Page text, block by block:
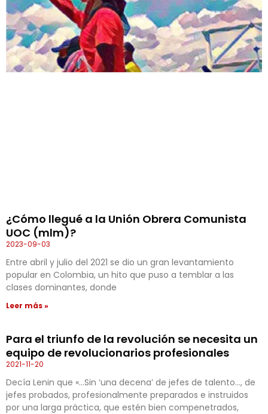
¿Cómo llegué a la Unión Obrera Comunista
UOC (mlm)?
2023-09-03
Entre abril y julio del 2021 se dio un gran levantamiento
popular en Colombia, un hito que puso a temblar a las
clases dominantes, donde
Leer más »
Para el triunfo de la revolución se necesita un
equipo de revolucionarios profesionales
2021-11-20
Decía Lenin que «…Sin ‘una decena’ de jefes de talento…, de
jefes probados, profesionalmente preparados e instruidos
por una larga práctica, que estén bien compenetrados,